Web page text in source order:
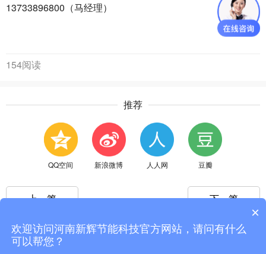
13733896800（马经理）
154阅读
推荐
QQ空间 新浪微博 人人网 豆瓣
上一篇 下一篇
×
欢迎访问河南新辉节能科技官方网站，请问有什么
可以帮您？